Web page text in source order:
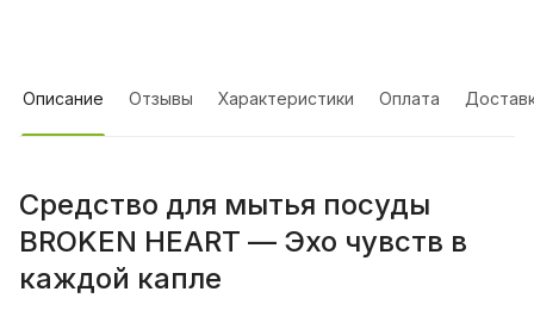
Описание Отзывы Характеристики Оплата
Средство для мытья посуды
BROKEN HEART — Эхо чувств в
каждой капле